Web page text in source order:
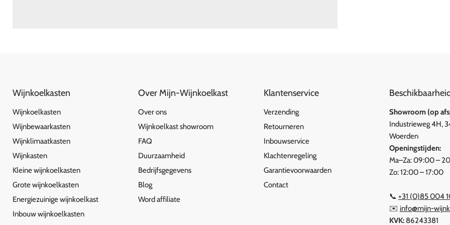
Wijnkoelkasten
Wijnkoelkasten
Wijnbewaarkasten
Wijnklimaatkasten
Wijnkasten
Kleine wijnkoelkasten
Grote wijnkoelkasten
Energiezuinige wijnkoelkast
Inbouw wijnkoelkasten
Over Mijn-Wijnkoelkast
Over ons
Wijnkoelkast showroom
FAQ
Duurzaamheid
Bedrijfsgegevens
Blog
Word affiliate
Klantenservice
Verzending
Retourneren
Inbouwservice
Klachtenregeling
Garantievoorwaarden
Contact
Showroom (op
Industrieweg 4H,
Woerden
Openingstijden:
Ma–Za: 09:00 –
Zo: 12:00 – 17:00
📞 +31 (0)85 004
✉️ info@mijn-
KVK:86243381